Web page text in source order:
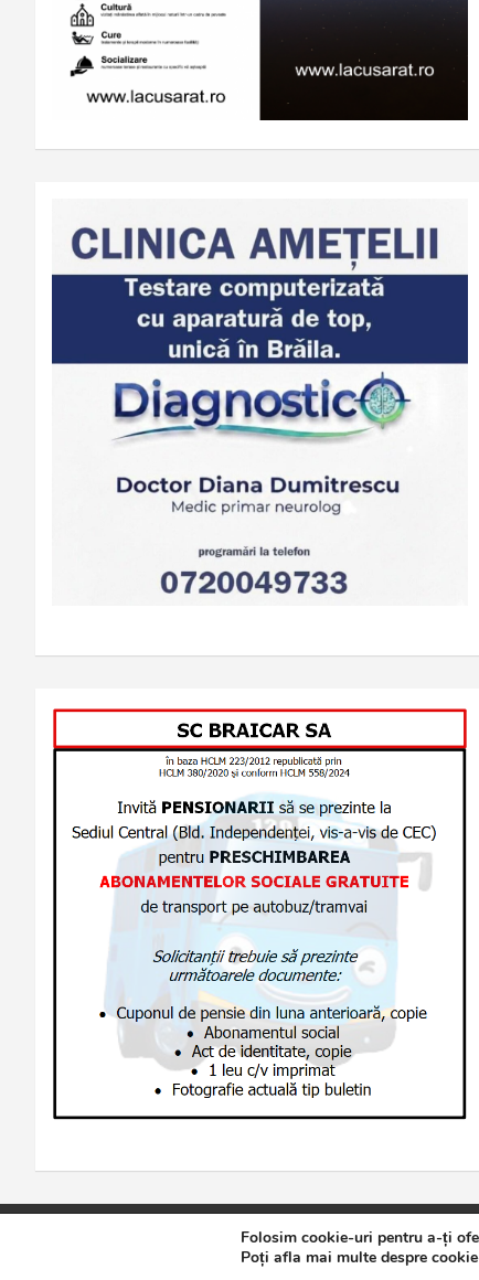
Jurnalul de Brăila Politică de
Folosim cookie-uri pentru a-ți
Poți afla mai multe despre